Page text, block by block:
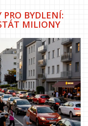
PRO BYDLENÍ:
MILIONY